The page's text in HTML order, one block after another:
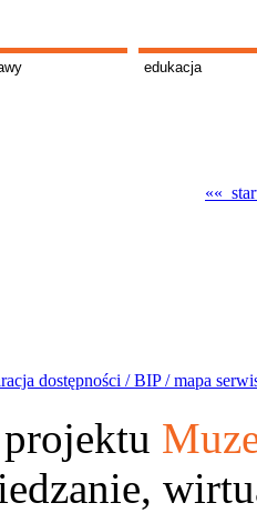
edukacja
««
dostępności /BIP /mapa